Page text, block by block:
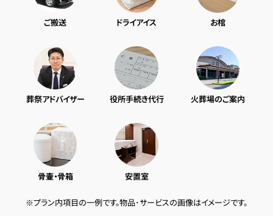
ご搬送 ドライアイス お棺
葬祭アドバイザー 役所手続き代行 火葬場のご案内
骨壷・骨箱 安置室
※プラン内項目の一例です。物品･サービスの画像はイメージです。